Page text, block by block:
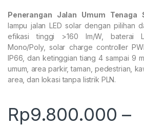
Penerangan Jalan Umum Tenaga
lampu jalan LED solar dengan pilihan
efikasi tinggi >160 lm/W, baterai
Mono/Poly, solar charge controller
IP66, dan ketinggian tiang 4 sampai 9
umum, area parkir, taman, pedestrian,
area, dan lokasi tanpa listrik PLN.
Rp9.800.000 –